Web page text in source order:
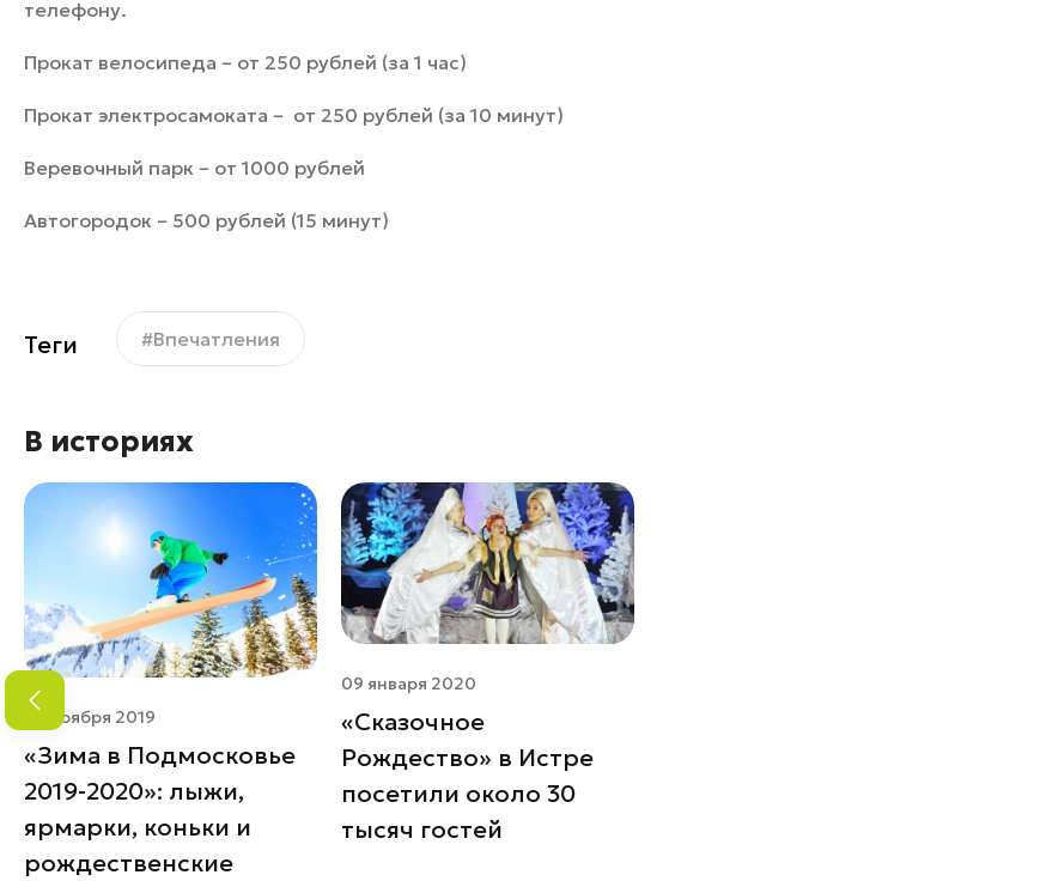
телефону.
Прокат велосипеда – от 250 рублей (за 1 час)
Прокат электросамоката – от 250 рублей (за 10 минут)
Веревочный парк – от 1000 рублей
Автогородок – 500 рублей (15 минут)
Теги #Впечатления
В историях
29 ноября 2019
«Зима в Подмосковье
2019-2020»: лыжи,
ярмарки, коньки и
рождественские
09 января 2020
«Сказочное
Рождество» в Истре
посетили около 30
тысяч гостей